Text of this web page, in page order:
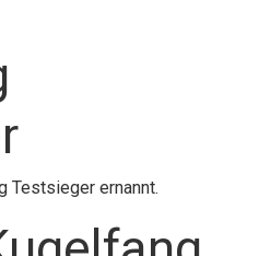
Testsieger ernannt.